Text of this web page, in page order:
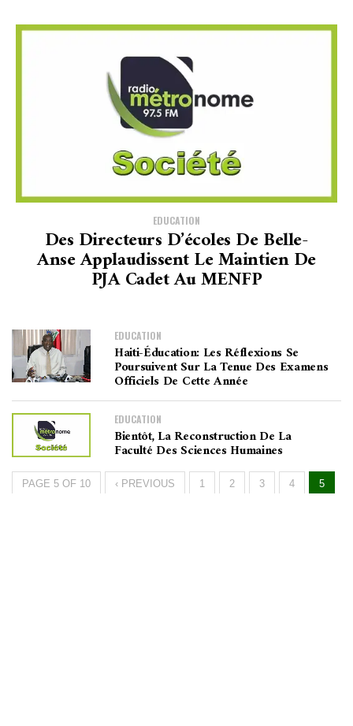
EDUCATION
Des Directeurs D’écoles De Belle-
Anse Applaudissent Le Maintien De
PJA Cadet Au MENFP
EDUCATION
Haiti-Éducation: Les Réflexions Se
Poursuivent Sur La Tenue Des Examens
Officiels De Cette Année
EDUCATION
Bientôt, La Reconstruction De La
Faculté Des Sciences Humaines
PAGE 5 OF 10 ‹ PREVIOUS 1 2 3 4 5